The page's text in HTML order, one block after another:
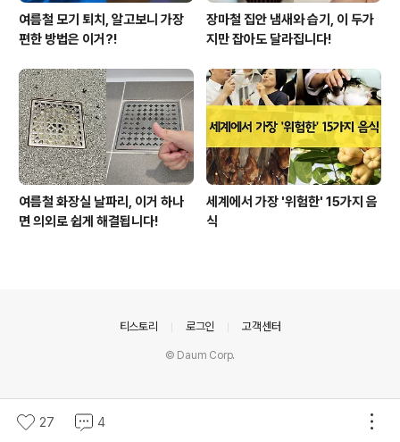
여름철 모기 퇴치, 알고보니 가장
편한 방법은 이거?!
장마철 집안 냄새와 습기, 이 두가
지만 잡아도 달라집니다!
여름철 화장실 날파리, 이거 하나
면 의외로 쉽게 해결됩니다!
세계에서 가장 '위험한' 15가지 음
식
27 4
티스토리 로그인 고객센터
© Daum Corp.